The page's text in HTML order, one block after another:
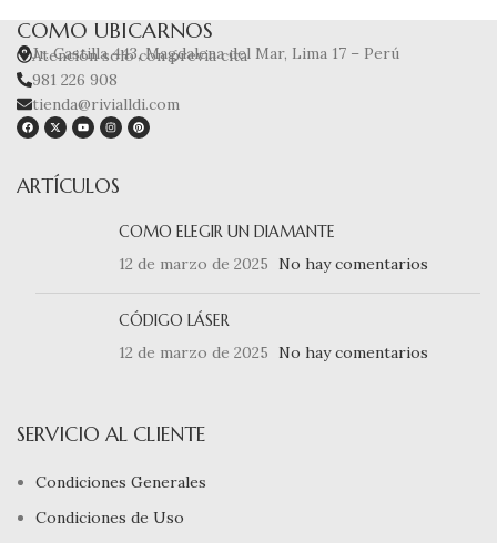
COMO UBICARNOS
Jr. Castilla 443, Magdalena del Mar, Lima 17 – Perú
Atención solo con previa cita
981 226 908
tienda@rivialldi.com
ARTÍCULOS
COMO ELEGIR UN DIAMANTE
12 de marzo de 2025
No hay comentarios
CÓDIGO LÁSER
12 de marzo de 2025
No hay comentarios
SERVICIO AL CLIENTE
Condiciones Generales
Condiciones de Uso